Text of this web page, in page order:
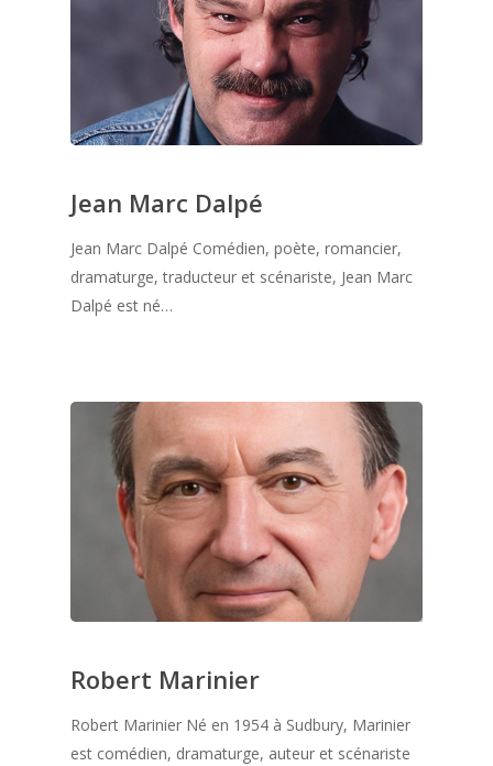
Jean Marc Dalpé
Jean Marc Dalpé Comédien, poète, romancier,
dramaturge, traducteur et scénariste, Jean Marc
Dalpé est né…
Robert Marinier
Robert Marinier Né en 1954 à Sudbury, Marinier
est comédien, dramaturge, auteur et scénariste